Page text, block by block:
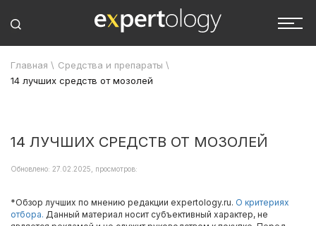
Главная \ Средства и препараты \
14 лучших средств от мозолей
14 ЛУЧШИХ СРЕДСТВ ОТ МОЗОЛЕЙ
Обновлено: 27.02.2025, просмотров:
*Обзор лучших по мнению редакции expertology.ru. О критериях
отбора. Данный материал носит субъективный характер, не